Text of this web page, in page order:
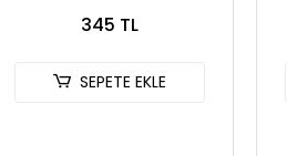
345 TL
SEPETE EKLE